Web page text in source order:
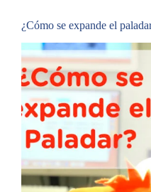
¿Cómo se expande el